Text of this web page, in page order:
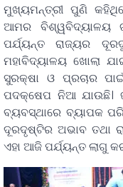
ମୁଖ୍ୟମନ୍ତ୍ରୀ ପୁଣି
ଆମର ବିଶ୍ୱବିଦ୍ୟାଳୟ
ପର୍ଯ୍ୟନ୍ତ ରାଜ୍ୟର
ମହାବିଦ୍ୟାଳୟ ଖୋଲା
ସୁରକ୍ଷା ଓ ପ୍ରଚାର
ପଦକ୍ଷେପ ନିଆ ଯାଉଛି।
ବ୍ୟବସ୍ଥାରେ ବ୍ୟାପକ
ଦୂରଦୃଷ୍ଟିର ଅଭାବ ତଥା
ଏହା ଆଜି ପର୍ଯ୍ୟନ୍ତ ଲାଗୁ